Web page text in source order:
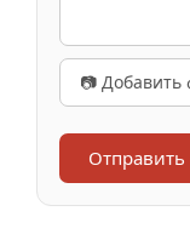
📷 Добавить
Отправить